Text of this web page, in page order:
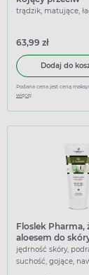
trądzik, matujące,
63,99 zł
Dodaj do
Podana cena jest ceną
więcej
Floslek Pharma,
aloesem do
200 ml
jędrność skóry,
suchość, gojące,